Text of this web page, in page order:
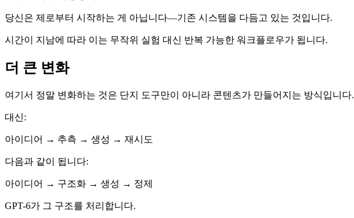
당신은 제로부터 시작하는 게 아닙니다—기존 시스템을 다듬고 있는 것입니다.
시간이 지남에 따라 이는 무작위 실험 대신 반복 가능한 워크플로우가 됩니다.
더 큰 변화
여기서 정말 변화하는 것은 단지 도구만이 아니라 콘텐츠가 만들어지는 방식입니다.
대신:
아이디어 → 추측 → 생성 → 재시도
다음과 같이 됩니다:
아이디어 → 구조화 → 생성 → 정제
GPT-6가 그 구조를 처리합니다.